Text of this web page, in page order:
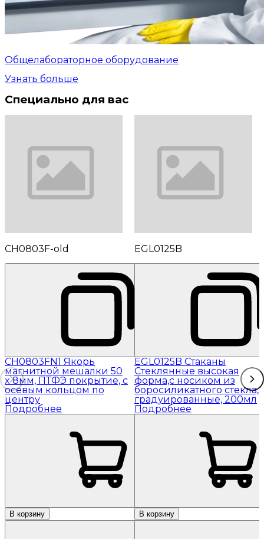
Общелабораторное оборудование
Узнать больше
Специально для вас
CH0803F-old
CH0803FN1 Якорь
магнитной мешалки 50
x 8мм, ПТФЭ покрытие, с
осевым кольцом по
центру
Подробнее
В корзину
EGL0125B
EGL0125B Стаканы
Стеклянные высокая
форма,с носиком из
боросиликатного стекла,
градуированные, 200мл
Подробнее
В корзину